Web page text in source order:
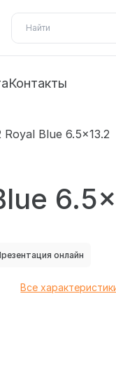
Контакты
Blue 6.5x13.2
онлайн
Все